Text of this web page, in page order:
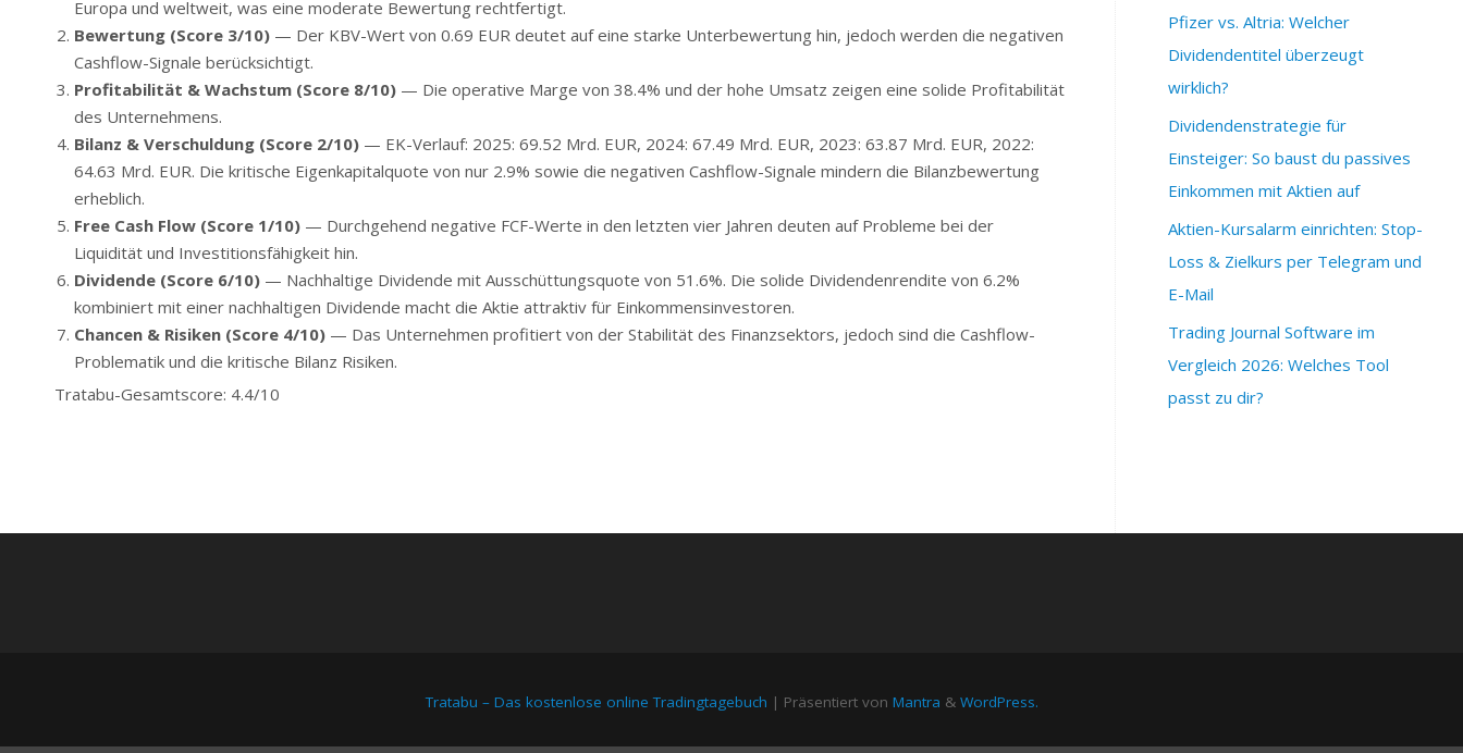
Europa und weltweit, was eine moderate Bewertung rechtfertigt.
Bewertung (Score 3/10)— Der KBV-Wert von 0.69 EUR deutet auf eine starke Unterbewertung hin, jedoch werden die negativen
Cashflow-Signale berücksichtigt.
Profitabilität & Wachstum (Score 8/10)— Die operative Marge von 38.4% und der hohe Umsatz zeigen eine solide Profitabilität
des Unternehmens.
Bilanz & Verschuldung (Score 2/10)— EK-Verlauf: 2025: 69.52 Mrd. EUR, 2024: 67.49 Mrd. EUR, 2023: 63.87 Mrd. EUR, 2022:
64.63 Mrd. EUR. Die kritische Eigenkapitalquote von nur 2.9% sowie die negativen Cashflow-Signale mindern die Bilanzbewertung
erheblich.
Free Cash Flow (Score 1/10)— Durchgehend negative FCF-Werte in den letzten vier Jahren deuten auf Probleme bei der
Liquidität und Investitionsfähigkeit hin.
Dividende (Score 6/10)— Nachhaltige Dividende mit Ausschüttungsquote von 51.6%. Die solide Dividendenrendite von 6.2%
kombiniert mit einer nachhaltigen Dividende macht die Aktie attraktiv für Einkommensinvestoren.
Chancen & Risiken (Score 4/10)— Das Unternehmen profitiert von der Stabilität des Finanzsektors, jedoch sind die Cashflow-
Problematik und die kritische Bilanz Risiken.
Tratabu-Gesamtscore: 4.4/10
Pfizer vs. Altria: Welcher
Dividendentitel überzeugt
wirklich?
Dividendenstrategie für
Einsteiger: So baust du passives
Einkommen mit Aktien auf
Aktien-Kursalarm einrichten: Stop-
Loss & Zielkurs per Telegram und
E-Mail
Trading Journal Software im
Vergleich 2026: Welches Tool
passt zu dir?
Tratabu – Das kostenlose online Tradingtagebuch | Präsentiert von Mantra & WordPress.